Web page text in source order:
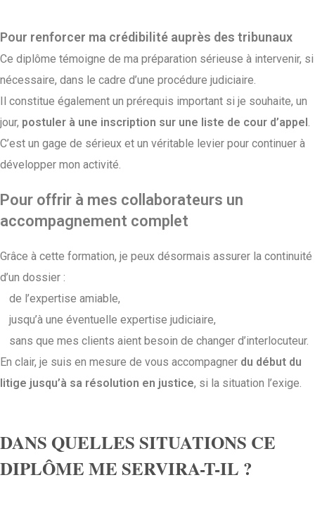
Pour renforcer ma crédibilité auprès des tribunaux
Ce diplôme témoigne de ma préparation sérieuse à intervenir, si
nécessaire, dans le cadre d’une procédure judiciaire.
Il constitue également un prérequis important si je souhaite, un
jour, postuler à une inscription sur une liste de cour d’appel.
C’est un gage de sérieux et un véritable levier pour continuer à
développer mon activité.
Pour offrir à mes collaborateurs un
accompagnement complet
Grâce à cette formation, je peux désormais assurer la continuité
d’un dossier :
de l’expertise amiable,
jusqu’à une éventuelle expertise judiciaire,
sans que mes clients aient besoin de changer d’interlocuteur.
En clair, je suis en mesure de vous accompagner du début du
litige jusqu’à sa résolution en justice, si la situation l’exige.
DANS QUELLES SITUATIONS CE
DIPLÔME ME SERVIRA-T-IL ?